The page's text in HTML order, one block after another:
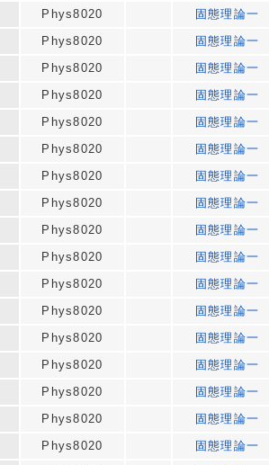
Phys8020
固態理論一
Phys8020
固態理論一
Phys8020
固態理論一
Phys8020
固態理論一
Phys8020
固態理論一
Phys8020
固態理論一
Phys8020
固態理論一
Phys8020
固態理論一
Phys8020
固態理論一
Phys8020
固態理論一
Phys8020
固態理論一
Phys8020
固態理論一
Phys8020
固態理論一
Phys8020
固態理論一
Phys8020
固態理論一
Phys8020
固態理論一
Phys8020
固態理論一